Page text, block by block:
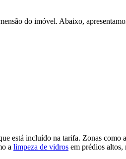
do imóvel. Abaixo,
está incluído na tarifa. Zonas
a limpeza de vidros em prédios